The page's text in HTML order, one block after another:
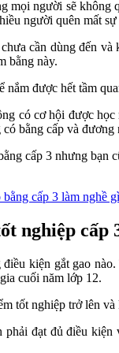
người sẽ không
người quên mất
cần dùng đến
bằng này.
được hết tầm
có cơ hội được
bằng cấp và
cấp 3 nhưng
cấp 3 làm nghề gì
nghiệp cấp
kiện gắt gao
cuối năm lớp 12.
tốt nghiệp trở lên
phải đạt đủ điều